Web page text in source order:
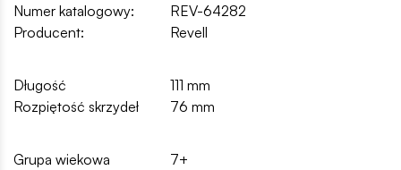
Numer katalogowy:
REV-64282
Producent:
Revell
Długość
111 mm
Rozpiętość skrzydeł
76 mm
Grupa wiekowa 7+